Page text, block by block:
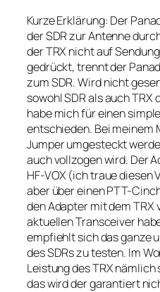
Kurze Erklärung: Der
der SDR zur Antenne
der TRX nicht auf
gedrückt, trennt der
zum SDR. Wird nicht
sowohl SDR als auch
habe mich für einen
entschieden. Bei meinem
Jumper umgesteckt
auch vollzogen wird. Der
HF-VOX (ich traue diesen
aber über einen PTT-
den Adapter mit dem TRX
aktuellen Transceiver
empfiehlt sich das ganze
des SDRs zu testen. Im
Leistung des TRX nämlich
das wird der garantiert